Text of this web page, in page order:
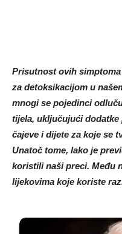
Prisutnost ovih
za detoksikacijom u
mnogi se pojedinci
tijela, uključujući dodatke
čajeve i dijete za koje se
Unatoč tome, lako je
koristili naši preci. Među
lijekovima koje koriste